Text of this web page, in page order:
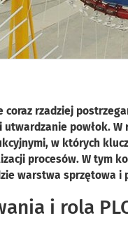
rzadziej
powłok.
w których
procesów. W tym
warstwa sprzętowa
i rola